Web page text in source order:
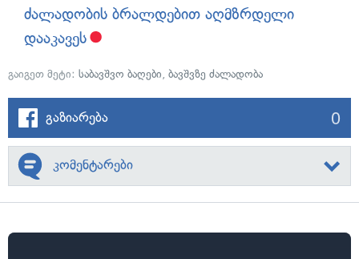
ძალადობის ბრალდებით აღმზრდელი
დააკავეს
გაიგეთ მეტი: საბავშვო ბაღები, ბავშვზე ძალადობა
გაზიარება 0
კომენტარები